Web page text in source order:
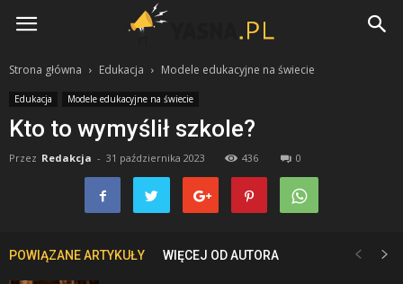
Yasna.pl
Strona główna Edukacja Modele edukacyjne na świecie
Edukacja Modele edukacyjne na świecie
Kto to wymyślił szkole?
Przez Redakcja - 31 października 2023 436 0
POWIĄZANE ARTYKUŁY WIĘCEJ OD AUTORA